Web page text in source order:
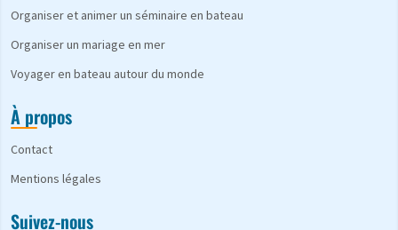
Organiser et animer un séminaire en bateau
Organiser un mariage en mer
Voyager en bateau autour du monde
À propos
Contact
Mentions légales
Suivez-nous